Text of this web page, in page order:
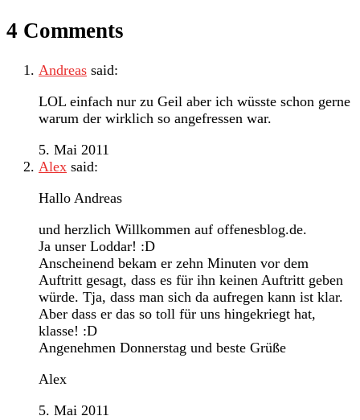
4 Comments
Andreas said:
LOL einfach nur zu Geil aber ich wüsste schon gerne
warum der wirklich so angefressen war.
5. Mai 2011
Alex said:
Hallo Andreas
und herzlich Willkommen auf offenesblog.de.
Ja unser Loddar! :D
Anscheinend bekam er zehn Minuten vor dem
Auftritt gesagt, dass es für ihn keinen Auftritt geben
würde. Tja, dass man sich da aufregen kann ist klar.
Aber dass er das so toll für uns hingekriegt hat,
klasse! :D
Angenehmen Donnerstag und beste Grüße
Alex
5. Mai 2011